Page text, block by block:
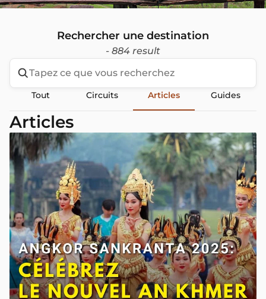
Rechercher une destination
- 884 result
Tout Circuits Articles Guides
Articles